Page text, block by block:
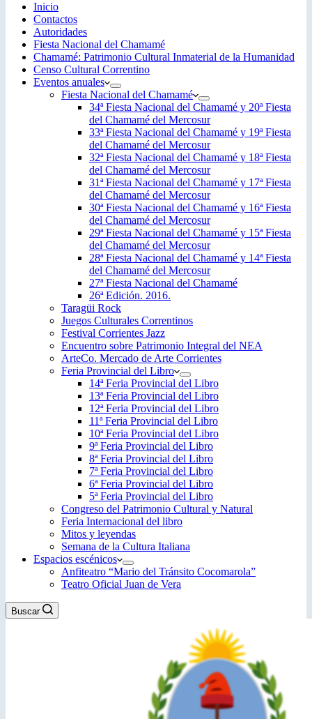
Inicio
Contactos
Autoridades
Fiesta Nacional del Chamamé
Chamamé: Patrimonio Cultural Inmaterial de la Humanidad
Censo Cultural Correntino
Eventos anuales
Fiesta Nacional del Chamamé
34ª Fiesta Nacional del Chamamé y 20ª Fiesta
del Chamamé del Mercosur
33ª Fiesta Nacional del Chamamé y 19ª Fiesta
del Chamamé del Mercosur
32ª Fiesta Nacional del Chamamé y 18ª Fiesta
del Chamamé del Mercosur
31ª Fiesta Nacional del Chamamé y 17ª Fiesta
del Chamamé del Mercosur
30ª Fiesta Nacional del Chamamé y 16ª Fiesta
del Chamamé del Mercosur
29ª Fiesta Nacional del Chamamé y 15ª Fiesta
del Chamamé del Mercosur
28ª Fiesta Nacional del Chamamé y 14ª Fiesta
del Chamamé del Mercosur
27ª Fiesta Nacional del Chamamé
26ª Edición. 2016.
Taragüi Rock
Juegos Culturales Correntinos
Festival Corrientes Jazz
Encuentro sobre Patrimonio Integral del NEA
ArteCo. Mercado de Arte Corrientes
Feria Provincial del Libro
14ª Feria Provincial del Libro
13ª Feria Provincial del Libro
12ª Feria Provincial del Libro
11ª Feria Provincial del Libro
10ª Feria Provincial del Libro
9ª Feria Provincial del Libro
8ª Feria Provincial del Libro
7ª Feria Provincial del Libro
6ª Feria Provincial del Libro
5ª Feria Provincial del Libro
Congreso del Patrimonio Cultural y Natural
Feria Internacional del libro
Mitos y leyendas
Semana de la Cultura Italiana
Espacios escénicos
Anfiteatro “Mario del Tránsito Cocomarola”
Teatro Oficial Juan de Vera
Buscar